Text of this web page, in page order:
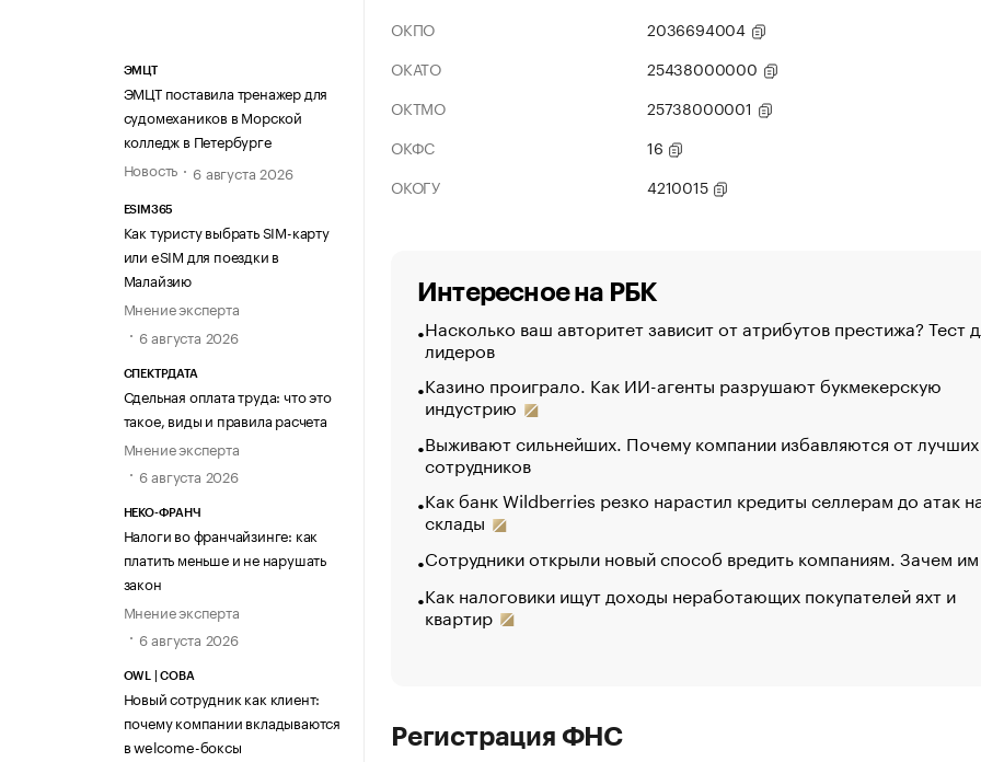
ЭМЦТ
ЭМЦТ поставила тренажер для
судомехаников в Морской
колледж в Петербурге
Новость
6 августа 2026
ESIM365
Как туристу выбрать SIM-карту
или eSIM для поездки в
Малайзию
Мнение эксперта
6 августа 2026
СПЕКТРДАТА
Сдельная оплата труда: что это
такое, виды и правила расчета
Мнение эксперта
6 августа 2026
НЕКО-ФРАНЧ
Налоги во франчайзинге: как
платить меньше и не нарушать
закон
Мнение эксперта
6 августа 2026
OWL | СОВА
Новый сотрудник как клиент:
почему компании вкладываются
в welcome-боксы
ОКПО
2036694004
ОКАТО
25438000000
ОКТМО
25738000001
ОКФС
16
ОКОГУ
4210015
Интересное на РБК
Насколько ваш авторитет зависит от атрибутов престижа? Тест
лидеров
Казино проиграло. Как ИИ-агенты разрушают букмекерскую
индустрию
Выживают сильнейших. Почему компании избавляются от лучших
сотрудников
Как банк Wildberries резко нарастил кредиты селлерам до атак
склады
Сотрудники открыли новый способ вредить компаниям. Зачем
Как налоговики ищут доходы неработающих покупателей яхт и
квартир
Регистрация ФНС